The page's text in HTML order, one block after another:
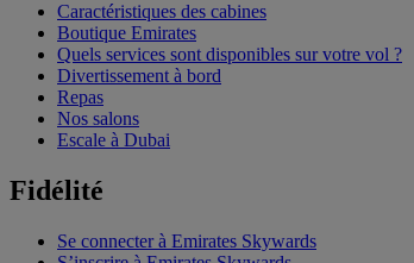
Caractéristiques des cabines
Boutique Emirates
Quels services sont disponibles sur votre vol ?
Divertissement à bord
Repas
Nos salons
Escale à Dubai
Fidélité
Se connecter à Emirates Skywards